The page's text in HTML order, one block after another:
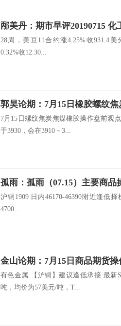
邴美丹：期市早评20190715
28周，美豆11合约涨4.25%收931.4
0.32%收12.30...
郭昊论期：7月15日橡胶螺纹
7月15日螺纹焦炭焦煤橡胶操作盘前观
于3930，会在3910－3...
孤雨：孤雨（07.15）主要商品
沪铜1909 日内46170-46390附近逢低
4700...
金山论期：7月15日商品期货操
有色金属 【沪铜】建议逢低承接 最新
吨，均价为57美元/吨，T...